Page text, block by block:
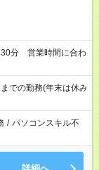
での勤務(年末は休み
/ パソコンスキル不